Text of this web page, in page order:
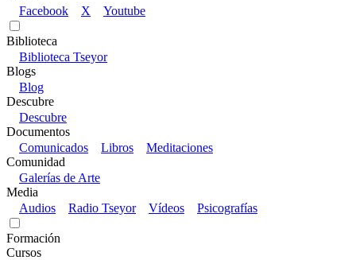
Facebook
X Youtube
Biblioteca
Biblioteca Tseyor
Blogs
Blog
Descubre
Descubre
Documentos
Comunicados
Libros
Meditaciones
Comunidad
Galerías de Arte
Media
Audios
Radio Tseyor Vídeos Psicografías
Formación
Cursos